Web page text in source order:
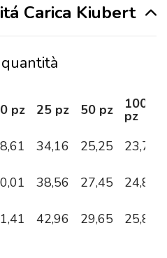
Carica Kiubert
pz 25 pz 50 pz 100
pz
34,16 25,25
23,76
38,56 27,45
24,82
42,96 29,65 25,88